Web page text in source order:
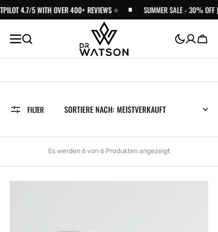
ZUM
INHALT
SPRINGEN
5 WITH OVER 400+ REVIEWS⭐️ SUMMER SALE - 30% OFF | FREE
FILTER
Es werden 6 von 6 Produkten angezeigt
SORTIERE NACH: